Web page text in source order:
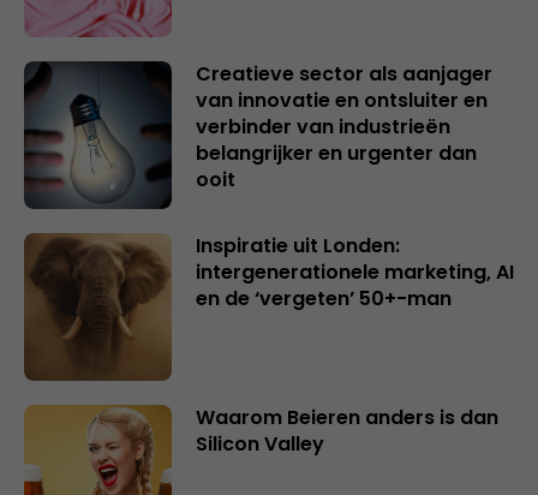
Creatieve sector als aanjager
van innovatie en ontsluiter en
verbinder van industrieën
belangrijker en urgenter dan
ooit
Inspiratie uit Londen:
intergenerationele marketing, AI
en de ‘vergeten’ 50+-man
Waarom Beieren anders is dan
Silicon Valley